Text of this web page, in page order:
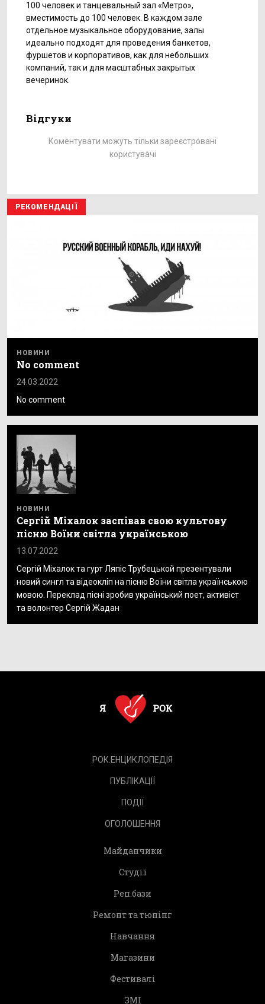
100 человек и танцевальный зал «Метро»,
вместимость до 100 человек. В каждом зале
отдельное музыкальное оборудование, залы
идеально подходят для проведения банкетов,
фуршетов и корпоративов, как для небольших
компаний, так и для масштабных закрытых
вечеринок.
Відгуки
Коментувати можуть тільки зареєстровані
користувачі
РЕКОМЕНДАЦІЇ
НОВИНИ
No comment
24.03.2022
No comment
НОВИНИ
Сергій Міхалок заспівав свою культову
пісню Воїни світла українською
13.07.2022
Сергій Міхалок та гурт Ляпіс Трубецькой презентували
новий сингл та відеокліп на пісню Воїни світла українською
мовою. Переклад пісні зробив український поет, активіст
та волонтер Сергій Жадан
РОК.ЕНЦИКЛОПЕДІЯ
ПУБЛІКАЦІЇ
ПОДІЇ
ОГОЛОШЕННЯ
Майданчики
Студії
Реп.бази
Ремонт та тюнінг
Навчання
Магазини
Фестивалі
ЗМІ